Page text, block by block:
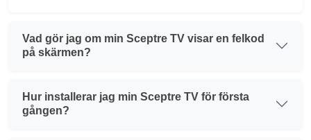
Vad gör jag om min Sceptre TV visar en felkod
på skärmen?
Hur installerar jag min Sceptre TV för första
gången?